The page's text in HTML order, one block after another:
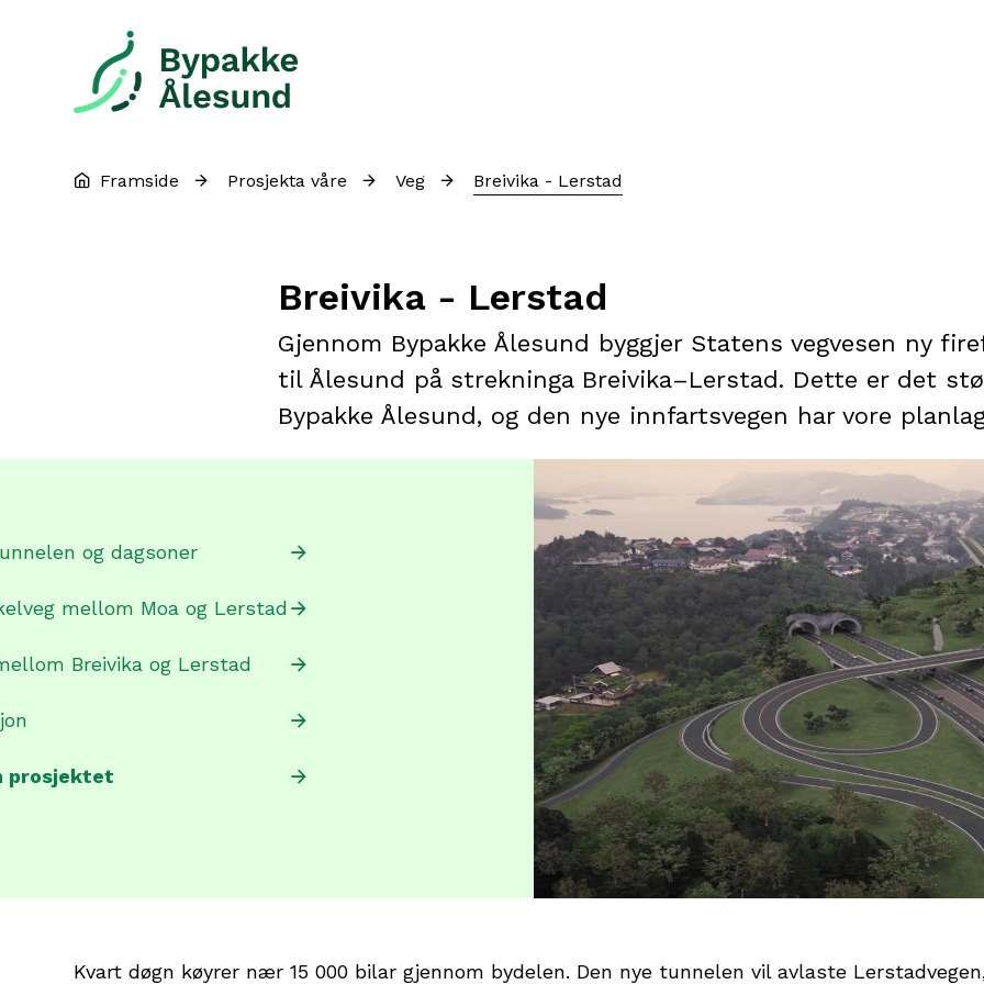
Bypakke Ålesund
Du er her:
Framside Prosjekta våre Veg Breivika - Lerstad
Breivika - Lerstad
Gjennom Bypakke Ålesund byggjer Statens vegvesen ny
til Ålesund på strekninga Breivika–Lerstad. Dette er det
Bypakke Ålesund, og den nye innfartsvegen har vore
og dagsoner
mellom Moa og Lerstad
Breivika og Lerstad
prosjektet
Kvart døgn køyrer nær 15 000 bilar gjennom bydelen. Den nye tunnelen vil avlaste